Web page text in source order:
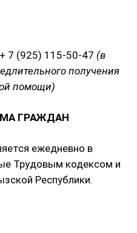
+ 7 (925) 115-50-47 (в
получения
помощи)
ГРАЖДАН
ежедневно в
Трудовым кодексом и
Республики.